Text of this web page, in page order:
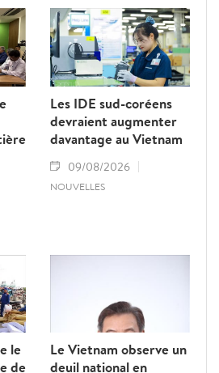
ses contributions
des relations d’amitié et
les deux pays.
Les IDE sud-coréens
devraient augmenter
davantage au Vietnam
09/08/2026
NOUVELLES
le
de
Le Vietnam observe un
deuil national en